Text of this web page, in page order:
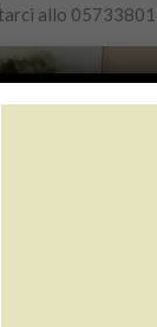
allo